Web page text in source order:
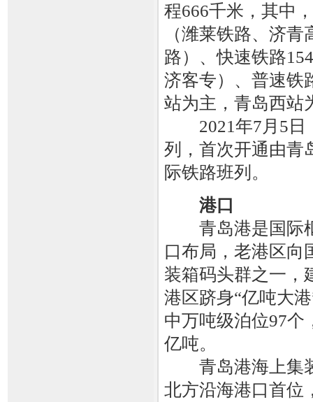
程666千米，其中
（潍莱铁路、济
路）、快速铁路
济客专）、普速铁
站为主，青岛西站
2021年7月5日
列，首次开通由青
际铁路班列。
港口
青岛港是国际枢
口布局，老港区向
装箱码头群之一，
港区跻身“亿吨大
中万吨级泊位97个
亿吨。
青岛港海上集装
北方沿海港口首位